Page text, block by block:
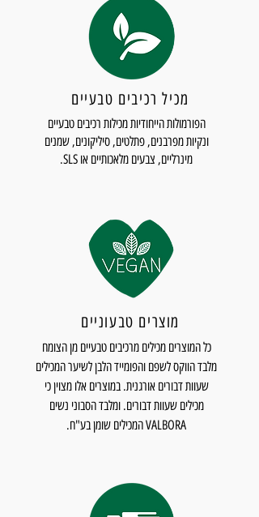
מכיל רכיבים טבעיים
הפורמולות הייחודיות מכילות רכיבים טבעיים
ונקיות מפרבנים, פתלטים, סיליקונים, שמנים
מינרליים, צבעים מלאכותיים או SLS.
מוצרים טבעוניים
כל המוצרים מכילים מרכיבים טבעיים מן הצומח
מלבד הווקס לשפם והפומייד הלבן לשיער המכילים
שעוות דבורים אורגנית. במוצרים אלו מצוין כי
מכילים שעוות דבורים. ומלבד הסבוני נשים
VALBORA המכילים שומן בע"ח.